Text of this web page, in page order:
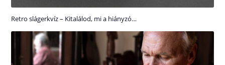
Retro slágerkvíz – Kitalálod, mi a hiányzó…